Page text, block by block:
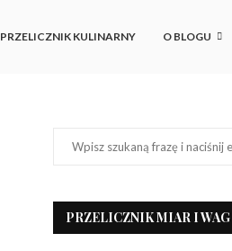
PRZELICZNIK KULINARNY O BLOGU
PRZELICZNIK MIAR I WAG